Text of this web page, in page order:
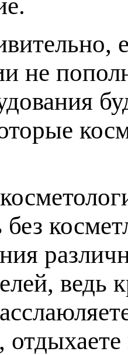
не
без
ведь